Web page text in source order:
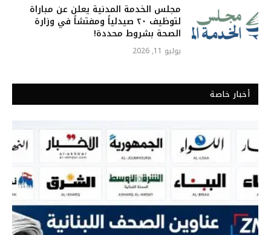
مجلس الخدمة المدنية يعلن عن مباراة
لتوظيف ٢٠ صيدلياً ومفتشاً في وزارة
الصحة بشروط محددة!
يوليو 11, 2026
أخبار خاصة